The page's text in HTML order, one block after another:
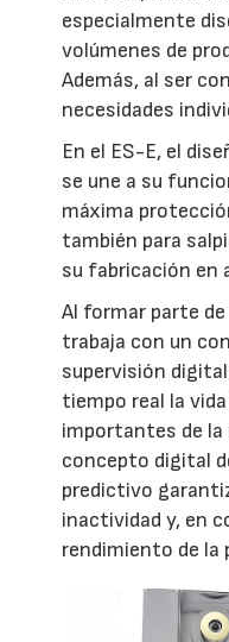
especialmente
volúmenes de
Además, al ser
necesidades
En el ES-E, el
se une a su
máxima
también para
su fabricación en
Al formar parte de
trabaja con un
supervisión
tiempo real la
importantes de la
concepto digital
predictivo
inactividad y, en
rendimiento de la